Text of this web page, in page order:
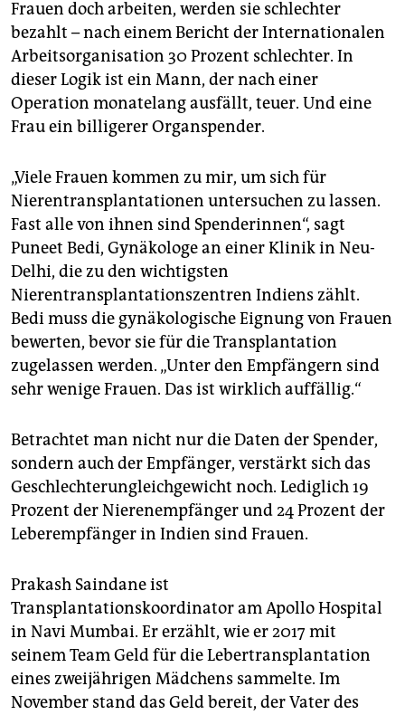
Frauen doch arbeiten, werden sie schlechter
bezahlt – nach einem Bericht der Internationalen
Arbeitsorganisation 30 Prozent schlechter. In
dieser Logik ist ein Mann, der nach einer
Operation monatelang ausfällt, teuer. Und eine
Frau ein billigerer Organspender.
„Viele Frauen kommen zu mir, um sich für
Nierentransplantationen untersuchen zu lassen.
Fast alle von ihnen sind Spenderinnen“, sagt
Puneet Bedi, Gynäkologe an einer Klinik in Neu-
Delhi, die zu den wichtigsten
Nierentransplantationszentren Indiens zählt.
Bedi muss die gynäkologische Eignung von Frauen
bewerten, bevor sie für die Transplantation
zugelassen werden. „Unter den Empfängern sind
sehr wenige Frauen. Das ist wirklich auffällig.“
Betrachtet man nicht nur die Daten der Spender,
sondern auch der Empfänger, verstärkt sich das
Geschlechterungleichgewicht noch. Lediglich 19
Prozent der Nierenempfänger und 24 Prozent der
Leberempfänger in Indien sind Frauen.
Prakash Saindane ist
Transplantationskoordinator am Apollo Hospital
in Navi Mumbai. Er erzählt, wie er 2017 mit
seinem Team Geld für die Lebertransplantation
eines zweijährigen Mädchens sammelte. Im
November stand das Geld bereit, der Vater des